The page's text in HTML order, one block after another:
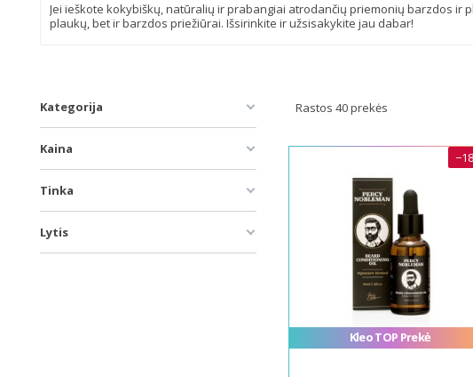
Jei ieškote kokybiškų, natūralių ir prabangiai atrodančių priemonių barzdos ir
plaukų, bet ir barzdos priežiūrai. Išsirinkite ir užsisakykite jau dabar!
Kategorija
Kaina
Tinka
Lytis
Rastos 40 prekės
Kleo TOP Prekė